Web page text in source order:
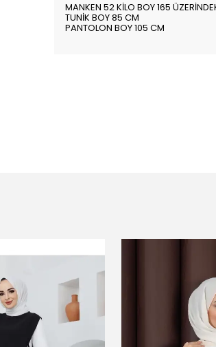
MANKEN 52 KİLO BOY 165
TUNİK BOY 85 CM
PANTOLON BOY 105 CM